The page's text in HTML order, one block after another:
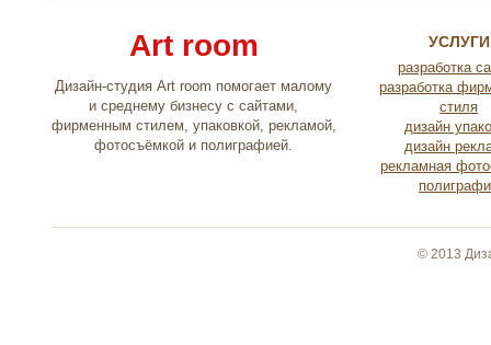
Art room
Дизайн-студия Art room помогает малому
и среднему бизнесу с сайтами,
фирменным стилем, упаковкой, рекламой,
фотосъёмкой и полиграфией.
УСЛУГИ
разработка
разработка
стиля
дизайн
дизайн
рекламная
© 2013